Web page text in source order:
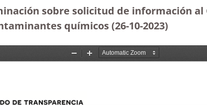
sobre solicitud de información
químicos (26-10-2023)